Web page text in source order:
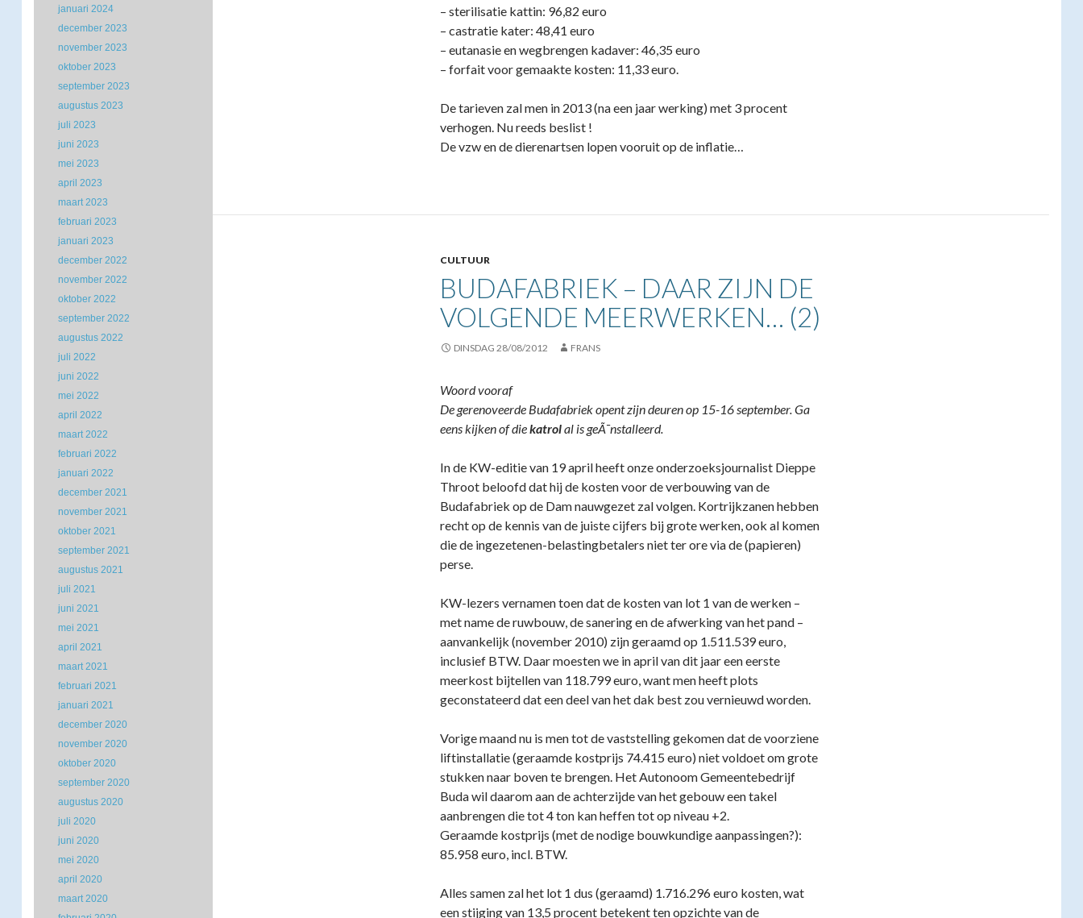
– sterilisatie kattin: 96,82 euro
– castratie kater: 48,41 euro
– eutanasie en wegbrengen kadaver: 46,35 euro
– forfait voor gemaakte kosten: 11,33 euro.
De tarieven zal men in 2013 (na een jaar werking) met 3 procent
verhogen. Nu reeds beslist !
De vzw en de dierenartsen lopen vooruit op de inflatie…
CULTUUR
BUDAFABRIEK – DAAR ZIJN DE
VOLGENDE MEERWERKEN… (2)
DINSDAG 28/08/2012 FRANS
Woord vooraf
De gerenoveerde Budafabriek opent zijn deuren op 15-16 september. Ga
eens kijken of diekatrolal is geÃ¯nstalleerd.
In de KW-editie van 19 april heeft onze onderzoeksjournalist Dieppe
Throot beloofd dat hij de kosten voor de verbouwing van de
Budafabriek op de Dam nauwgezet zal volgen. Kortrijkzanen hebben
recht op de kennis van de juiste cijfers bij grote werken, ook al komen
die de ingezetenen-belastingbetalers niet ter ore via de (papieren)
perse.
KW-lezers vernamen toen dat de kosten van lot 1 van de werken –
met name de ruwbouw, de sanering en de afwerking van het pand –
aanvankelijk (november 2010) zijn geraamd op 1.511.539 euro,
inclusief BTW. Daar moesten we in april van dit jaar een eerste
meerkost bijtellen van 118.799 euro, want men heeft plots
geconstateerd dat een deel van het dak best zou vernieuwd worden.
Vorige maand nu is men tot de vaststelling gekomen dat de voorziene
liftinstallatie (geraamde kostprijs 74.415 euro) niet voldoet om grote
stukken naar boven te brengen. Het Autonoom Gemeentebedrijf
Buda wil daarom aan de achterzijde van het gebouw een takel
aanbrengen die tot 4 ton kan heffen tot op niveau +2.
Geraamde kostprijs (met de nodige bouwkundige aanpassingen?):
85.958 euro, incl. BTW.
Alles samen zal het lot 1 dus (geraamd) 1.716.296 euro kosten, wat
een stijging van 13,5 procent betekent ten opzichte van de
januari 2024
december 2023
november 2023
oktober 2023
september 2023
augustus 2023
juli 2023
juni 2023
mei 2023
april 2023
maart 2023
februari 2023
januari 2023
december 2022
november 2022
oktober 2022
september 2022
augustus 2022
juli 2022
juni 2022
mei 2022
april 2022
maart 2022
februari 2022
januari 2022
december 2021
november 2021
oktober 2021
september 2021
augustus 2021
juli 2021
juni 2021
mei 2021
april 2021
maart 2021
februari 2021
januari 2021
december 2020
november 2020
oktober 2020
september 2020
augustus 2020
juli 2020
juni 2020
mei 2020
april 2020
maart 2020